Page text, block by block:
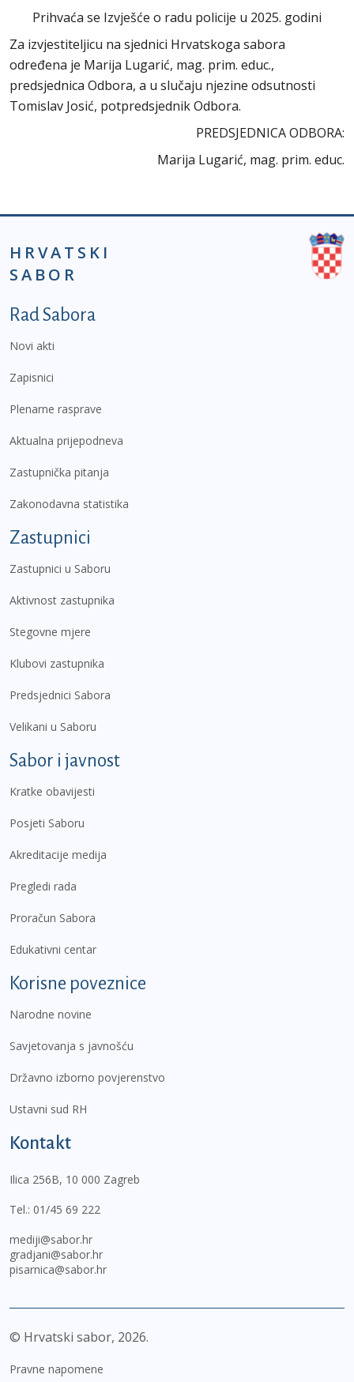
Prihvaća se Izvješće o radu policije u 2025. godini
Za izvjestiteljicu na sjednici Hrvatskoga sabora
određena je Marija Lugarić, mag. prim. educ.,
predsjednica Odbora, a u slučaju njezine odsutnosti
Tomislav Josić, potpredsjednik Odbora.
PREDSJEDNICA ODBORA:
Marija Lugarić, mag. prim. educ.
HRVATSKI
SABOR
Podnožje prvi izbornik
Rad Sabora
Novi akti
Zapisnici
Plenarne rasprave
Aktualna prijepodneva
Zastupnička pitanja
Zakonodavna statistika
Zastupnici
Zastupnici u Saboru
Aktivnost zastupnika
Stegovne mjere
Klubovi zastupnika
Predsjednici Sabora
Velikani u Saboru
Sabor i javnost
Kratke obavijesti
Posjeti Saboru
Akreditacije medija
Pregledi rada
Proračun Sabora
Edukativni centar
Korisne poveznice
Narodne novine
Savjetovanja s javnošću
Državno izborno povjerenstvo
Ustavni sud RH
Kontakt
Ilica 256B, 10 000 Zagreb
Tel.: 01/45 69 222
mediji@sabor.hr
gradjani@sabor.hr
pisarnica@sabor.hr
© Hrvatski sabor, 2026
Pravne napomene